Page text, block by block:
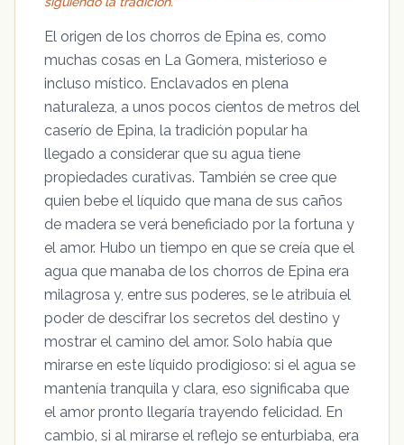
El origen de los chorros de Epina es, como
muchas cosas en La Gomera, misterioso e
incluso místico. Enclavados en plena
naturaleza, a unos pocos cientos de metros del
caserío de Epina, la tradición popular ha
llegado a considerar que su agua tiene
propiedades curativas. También se cree que
quien bebe el líquido que mana de sus caños
de madera se verá beneficiado por la fortuna y
el amor. Hubo un tiempo en que se creía que el
agua que manaba de los chorros de Epina era
milagrosa y, entre sus poderes, se le atribuía el
poder de descifrar los secretos del destino y
mostrar el camino del amor. Solo había que
mirarse en este líquido prodigioso: si el agua se
mantenía tranquila y clara, eso significaba que
el amor pronto llegaría trayendo felicidad. En
cambio, si al mirarse el reflejo se enturbiaba, era